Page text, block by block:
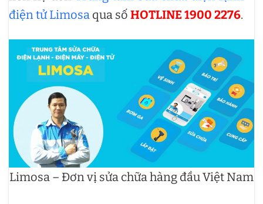
điện tử Limosa qua số HOTLINE 1900 2276.
Limosa – Đơn vị sửa chữa hàng đầu Việt Nam